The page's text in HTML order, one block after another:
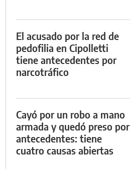
El acusado por la red de
pedofilia en Cipolletti
tiene antecedentes por
narcotráfico
Cayó por un robo a mano
armada y quedó preso por
antecedentes: tiene
cuatro causas abiertas